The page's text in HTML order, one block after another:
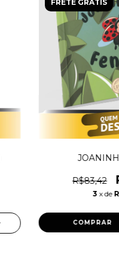
FRETE GRÁTIS
R$83,42
3 x de